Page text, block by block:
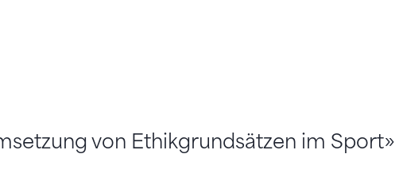
von Ethikgrundsätzen im Sport»